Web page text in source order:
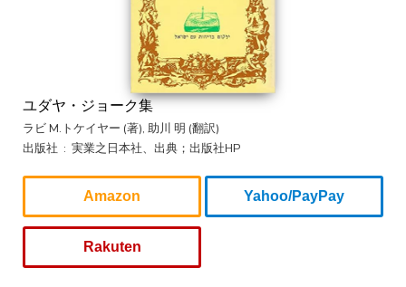
ユダヤ・ジョーク集
ラビ M.トケイヤー (著), 助川 明 (翻訳)
出版社 ‏ : ‎ 実業之日本社、出典；出版社HP
Amazon Yahoo/PayPay
Rakuten